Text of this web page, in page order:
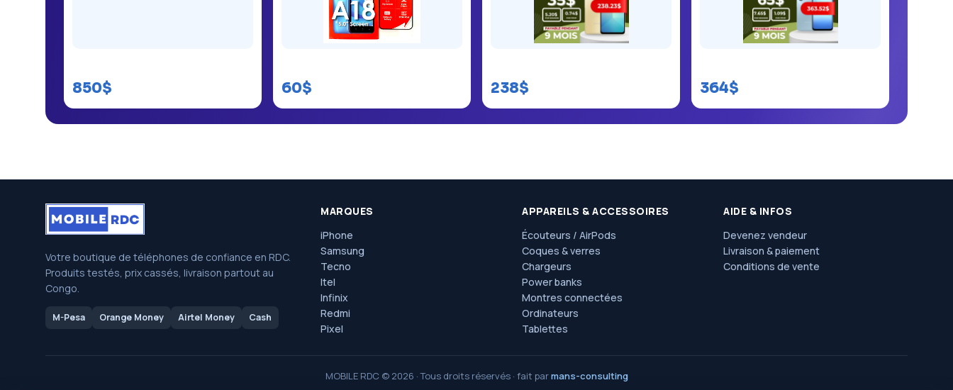
850$ 60$ 238$ 364$
Votre boutique de téléphones de confiance en RDC.
Produits testés, prix cassés, livraison partout au
Congo.
M-Pesa Orange Money Airtel Money Cash
MARQUES
iPhone
Samsung
Tecno
Itel
Infinix
Redmi
Pixel
APPAREILS & ACCESSOIRES
Écouteurs / AirPods
Coques & verres
Chargeurs
Power banks
Montres connectées
Ordinateurs
Tablettes
AIDE & INFOS
Devenez vendeur
Livraison & paiement
Conditions de vente
MOBILE RDC © 2026 · Tous droits réservés · fait parmans-consulting